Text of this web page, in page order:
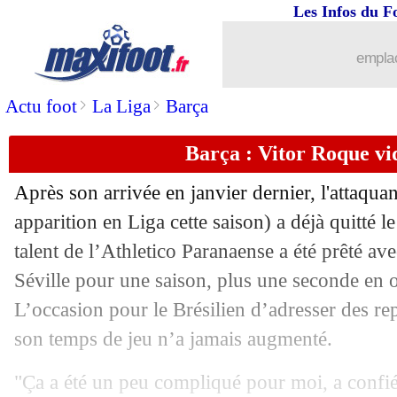
Actu foot> La Liga> Barça
Les Infos du
Barça : Vitor Roque
Après son arrivée en janvier dernier,
apparition en Liga cette saison) a déjà quitté
talent de l’Athletico Paranaense a été prêté
Séville pour une saison, plus une seconde en
L’occasion pour le Brésilien d’adresser des
son temps de jeu n’a jamais augmenté.
"Ça a été un peu compliqué pour moi, a
EdF (Espoirs)
07/09 MHSC
07/09 EdF: Maignan a bougé ses
07/09 Angleterre : Kane s'inspire de
07/09 EdF: Mbappé en 9, Pedretti voit un
07/09 Real: un soulagement pour Güler
07/09 OM : Linette tente de séduire
07/09 Man City : Haaland, prolongation